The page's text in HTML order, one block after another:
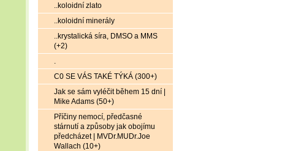
..koloidní zlato
..koloidní minerály
..krystalická síra, DMSO a MMS
(+2)
.
C0 SE VÁS TAKÉ TÝKÁ (300+)
Jak se sám vyléčit během 15 dní |
Mike Adams (50+)
Příčiny nemocí, předčasné
stárnutí a způsoby jak obojímu
předcházet | MVDr.MUDr.Joe
Wallach (10+)